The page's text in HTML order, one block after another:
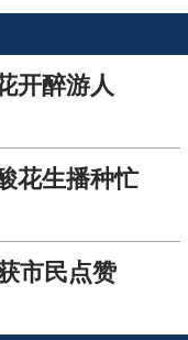
开醉游人
花生播种忙
市民点赞